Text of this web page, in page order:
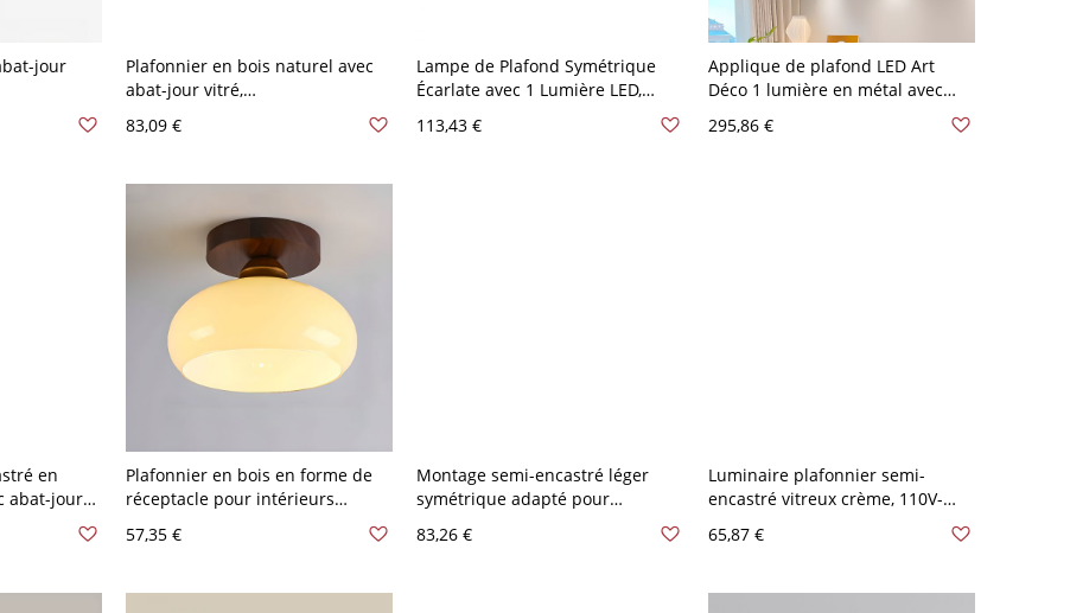
jour
Plafonnier en bois naturel avec
abat-jour vitré,
forme angulaire, 1 lumière,
jaune beurre
83,09 €
Lampe de Plafond Symétrique
Écarlate avec 1 Lumière LED,
Montage Exposé, Câblage Direct,
Abat-jour Vitreux, 110V-120V, 8"
113,43 €
Applique de plafond LED Art
Déco 1 lumière en métal avec
montage en surface, trois
295,86 €
en
abat-jour
Plafonnier en bois en forme de
réceptacle pour intérieurs
57,35 €
Montage semi-encastré léger
symétrique adapté pour
avec alliage & verre dans un style
83,26 €
Luminaire plafonnier semi-
encastré vitreux crème, 110V-
65,87 €